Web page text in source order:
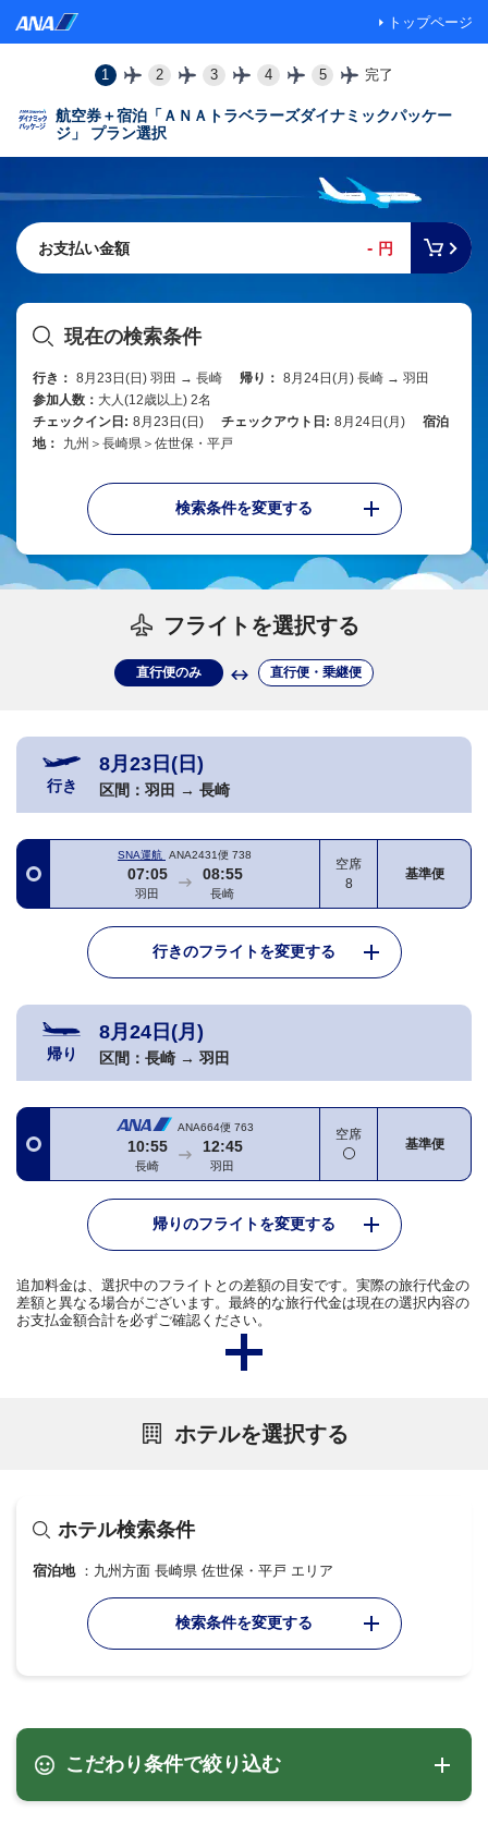
トップページ
1 2 3 4 5 完了
航空券＋宿泊「ＡＮＡトラベラーズダイナミックパッケー
ジ」 プラン選択
お支払い金額 - 円
現在の検索条件
行き： 8月23日(日) 羽田 → 長崎 帰り： 8月24日(月) 長崎 → 羽田
参加人数： 大人(12歳以上) 2名
チェックイン日: 8月23日(日) チェックアウト日: 8月24日(月)
宿泊
地：
九州＞長崎県＞佐世保・平戸
検索条件を変更する
フライトを選択する
直行便のみ 直行便・乗継便
行き
8月23日(日)
区間： 羽田 → 長崎
SNA運航 ANA2431便 738
07:05
羽田
08:55
長崎
空席
8
基準便
行きのフライトを変更する
帰り
8月24日(月)
区間： 長崎 → 羽田
ANA664便 763
10:55
長崎
12:45
羽田
空席
基準便
帰りのフライトを変更する
追加料金は、選択中のフライトとの差額の目安です。実際の旅行代金の
差額と異なる場合がございます。最終的な旅行代金は現在の選択内容の
お支払金額合計を必ずご確認ください。
ホテルを選択する
ホテル検索条件
宿泊地 九州方面 長崎県 佐世保・平戸 エリア
検索条件を変更する
こだわり条件で絞り込む